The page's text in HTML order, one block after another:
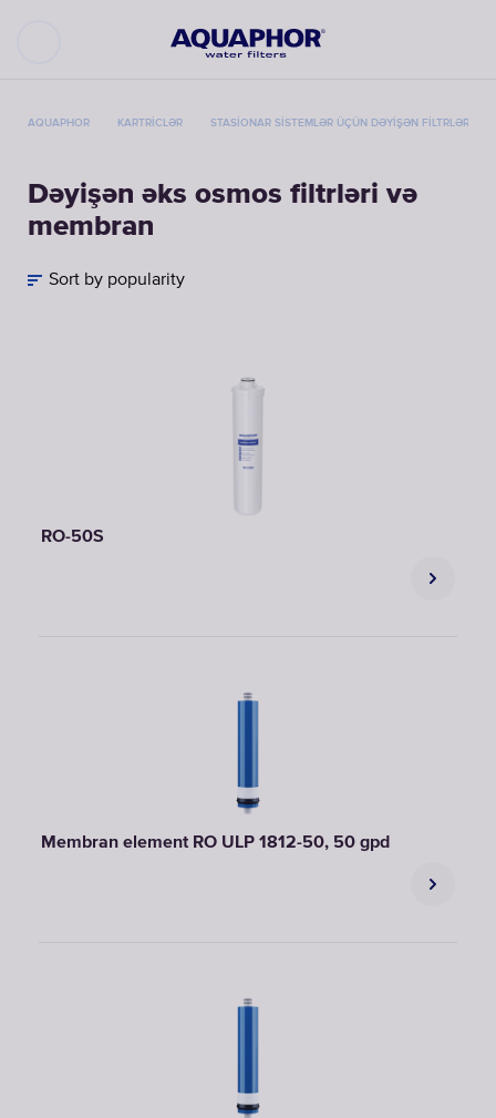
AQUAPHOR KARTRICLƏR STASIONAR SISTEMLƏR ÜÇÜN DƏYIŞƏN FILTRLƏR
Dəyişən əks osmos filtrləri və
membran
Sort by popularity
RO-50S
Membran element RO ULP 1812-50, 50 gpd